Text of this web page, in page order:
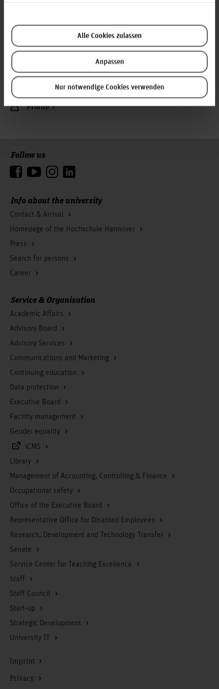
Alle Cookies zulassen
Anpassen
Nur notwendige Cookies verwenden
Room: 1J.1.07
Ricklinger Stadtweg 120
30459 Hannover
+49 511 9296 8164
melanie.koester(at)hs-hannover.de
Profile
Info about the university
Contact & Arrival
Homepage of the Hochschule Hannover
Press
Search for persons
Career
Follow us
Service & Organisation
Academic Affairs
Advisory Board
Advisory Services
Communications and Marketing
Continuing education
Data protection
Executive Board
Facility management
Gender equality
iCMS
Library
Management of Accounting, Controlling & Finance
Occupational safety
Office of the Executive Board
Representative Office for Disabled Employees
Research, Development and Technology Transfer
Senate
Service Center for Teaching Excellence
Staff
Staff Council
Start-up
Strategic Development
University IT
Imprint
Privacy